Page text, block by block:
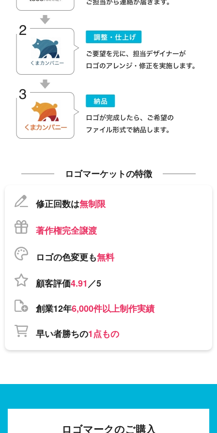
ロゴマーケットの特徴
修正回数は無制限
著作権完全譲渡
ロゴの色変更も無料
顧客評価4.91／5
創業12年6,000件以上制作実績
早い者勝ちの1点もの
ロゴマークのご購入